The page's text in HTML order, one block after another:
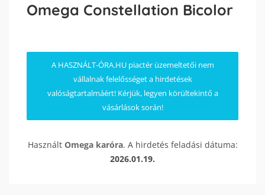
Omega Constellation Bicolor
A HASZNÁLT-ÓRA.HU piactér üzemeltetői nem
vállalnak felelősséget a hirdetések
valóságtartalmáért! Kérjük, legyen körültekintő a
vásárlások során!
Használt Omega karóra. A hirdetés feladási dátuma:
2026.01.19.